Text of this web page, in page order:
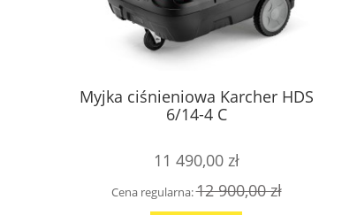
Myjka ciśnieniowa Karcher HDS
6/14-4 C
11 490,00 zł
Cena regularna:12 900,00 zł